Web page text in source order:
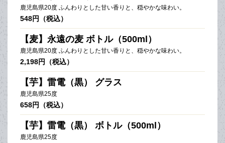
鹿児島県20度 ふんわりとした甘い香りと、穏やかな味わい。
548円（税込）
【麦】永遠の麦 ボトル（500ml）
鹿児島県20度 ふんわりとした甘い香りと、穏やかな味わい。
2,198円（税込）
【芋】雷電（黒） グラス
鹿児島県25度
658円（税込）
【芋】雷電（黒） ボトル（500ml）
鹿児島県25度